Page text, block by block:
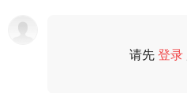
请先登录